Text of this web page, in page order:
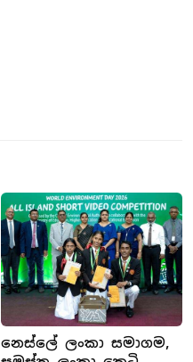
නෙස්ලේ ලංකා සමාගම,